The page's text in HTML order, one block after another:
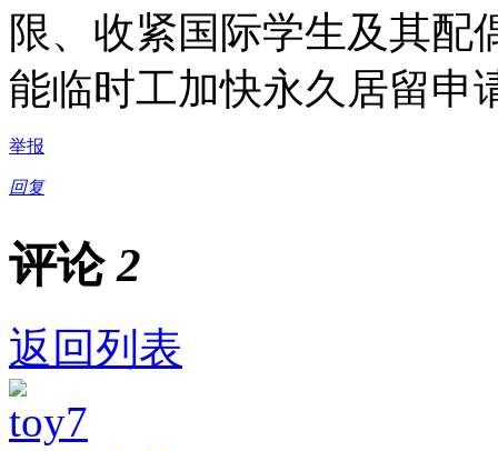
限、收紧国际学生及其配
能临时工加快永久居留申
举报
回复
评论2
返回列表
toy7